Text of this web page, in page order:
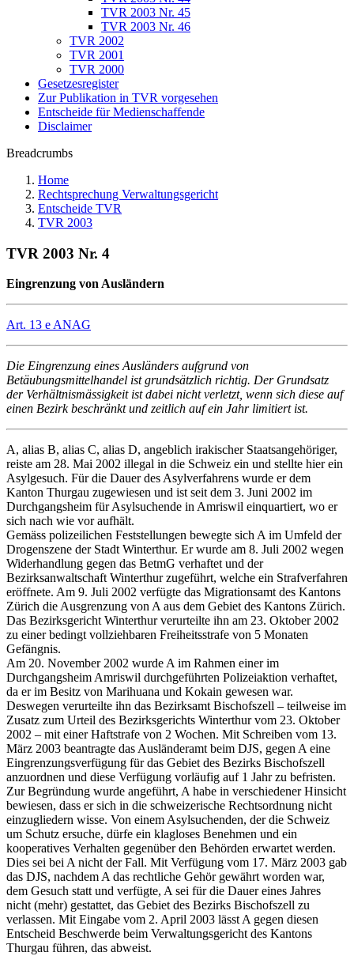
TVR 2003 Nr. 45
TVR 2003 Nr. 46
TVR 2002
TVR 2001
TVR 2000
Gesetzesregister
Zur Publikation in TVR vorgesehen
Entscheide für Medienschaffende
Disclaimer
Breadcrumbs
Home
Rechtsprechung Verwaltungsgericht
Entscheide TVR
TVR 2003
TVR 2003 Nr. 4
Eingrenzung von Ausländern
Art. 13 e ANAG
Die Eingrenzung eines Ausländers aufgrund von
Betäubungsmittelhandel ist grundsätzlich richtig. Der Grundsatz
der Verhältnismässigkeit ist dabei nicht verletzt, wenn sich diese auf
einen Bezirk beschränkt und zeitlich auf ein Jahr limitiert ist.
A, alias B, alias C, alias D, angeblich irakischer Staatsangehöriger,
reiste am 28. Mai 2002 illegal in die Schweiz ein und stellte hier ein
Asylgesuch. Für die Dauer des Asylverfahrens wurde er dem
Kanton Thurgau zugewiesen und ist seit dem 3. Juni 2002 im
Durchgangsheim für Asylsuchende in Amriswil einquartiert, wo er
sich nach wie vor aufhält.
Gemäss polizeilichen Feststellungen bewegte sich A im Umfeld der
Drogenszene der Stadt Winterthur. Er wurde am 8. Juli 2002 wegen
Widerhandlung gegen das BetmG verhaftet und der
Bezirksanwaltschaft Winterthur zugeführt, welche ein Strafverfahren
eröffnete. Am 9. Juli 2002 verfügte das Migrationsamt des Kantons
Zürich die Ausgrenzung von A aus dem Gebiet des Kantons Zürich.
Das Bezirksgericht Winterthur verurteilte ihn am 23. Oktober 2002
zu einer bedingt vollziehbaren Freiheitsstrafe von 5 Monaten
Gefängnis.
Am 20. November 2002 wurde A im Rahmen einer im
Durchgangsheim Amriswil durchgeführten Polizeiaktion verhaftet,
da er im Besitz von Marihuana und Kokain gewesen war.
Deswegen verurteilte ihn das Bezirksamt Bischofszell – teilweise im
Zusatz zum Urteil des Bezirksgerichts Winterthur vom 23. Oktober
2002 – mit einer Haftstrafe von 2 Wochen. Mit Schreiben vom 13.
März 2003 beantragte das Ausländeramt beim DJS, gegen A eine
Eingrenzungsverfügung für das Gebiet des Bezirks Bischofszell
anzuordnen und diese Verfügung vorläufig auf 1 Jahr zu befristen.
Zur Begründung wurde angeführt, A habe in verschiedener Hinsicht
bewiesen, dass er sich in die schweizerische Rechtsordnung nicht
einzugliedern wisse. Von einem Asylsuchenden, der die Schweiz
um Schutz ersuche, dürfe ein klagloses Benehmen und ein
kooperatives Verhalten gegenüber den Behörden erwartet werden.
Dies sei bei A nicht der Fall. Mit Verfügung vom 17. März 2003 gab
das DJS, nachdem A das rechtliche Gehör gewährt worden war,
dem Gesuch statt und verfügte, A sei für die Dauer eines Jahres
nicht (mehr) gestattet, das Gebiet des Bezirks Bischofszell zu
verlassen. Mit Eingabe vom 2. April 2003 lässt A gegen diesen
Entscheid Beschwerde beim Verwaltungsgericht des Kantons
Thurgau führen, das abweist.